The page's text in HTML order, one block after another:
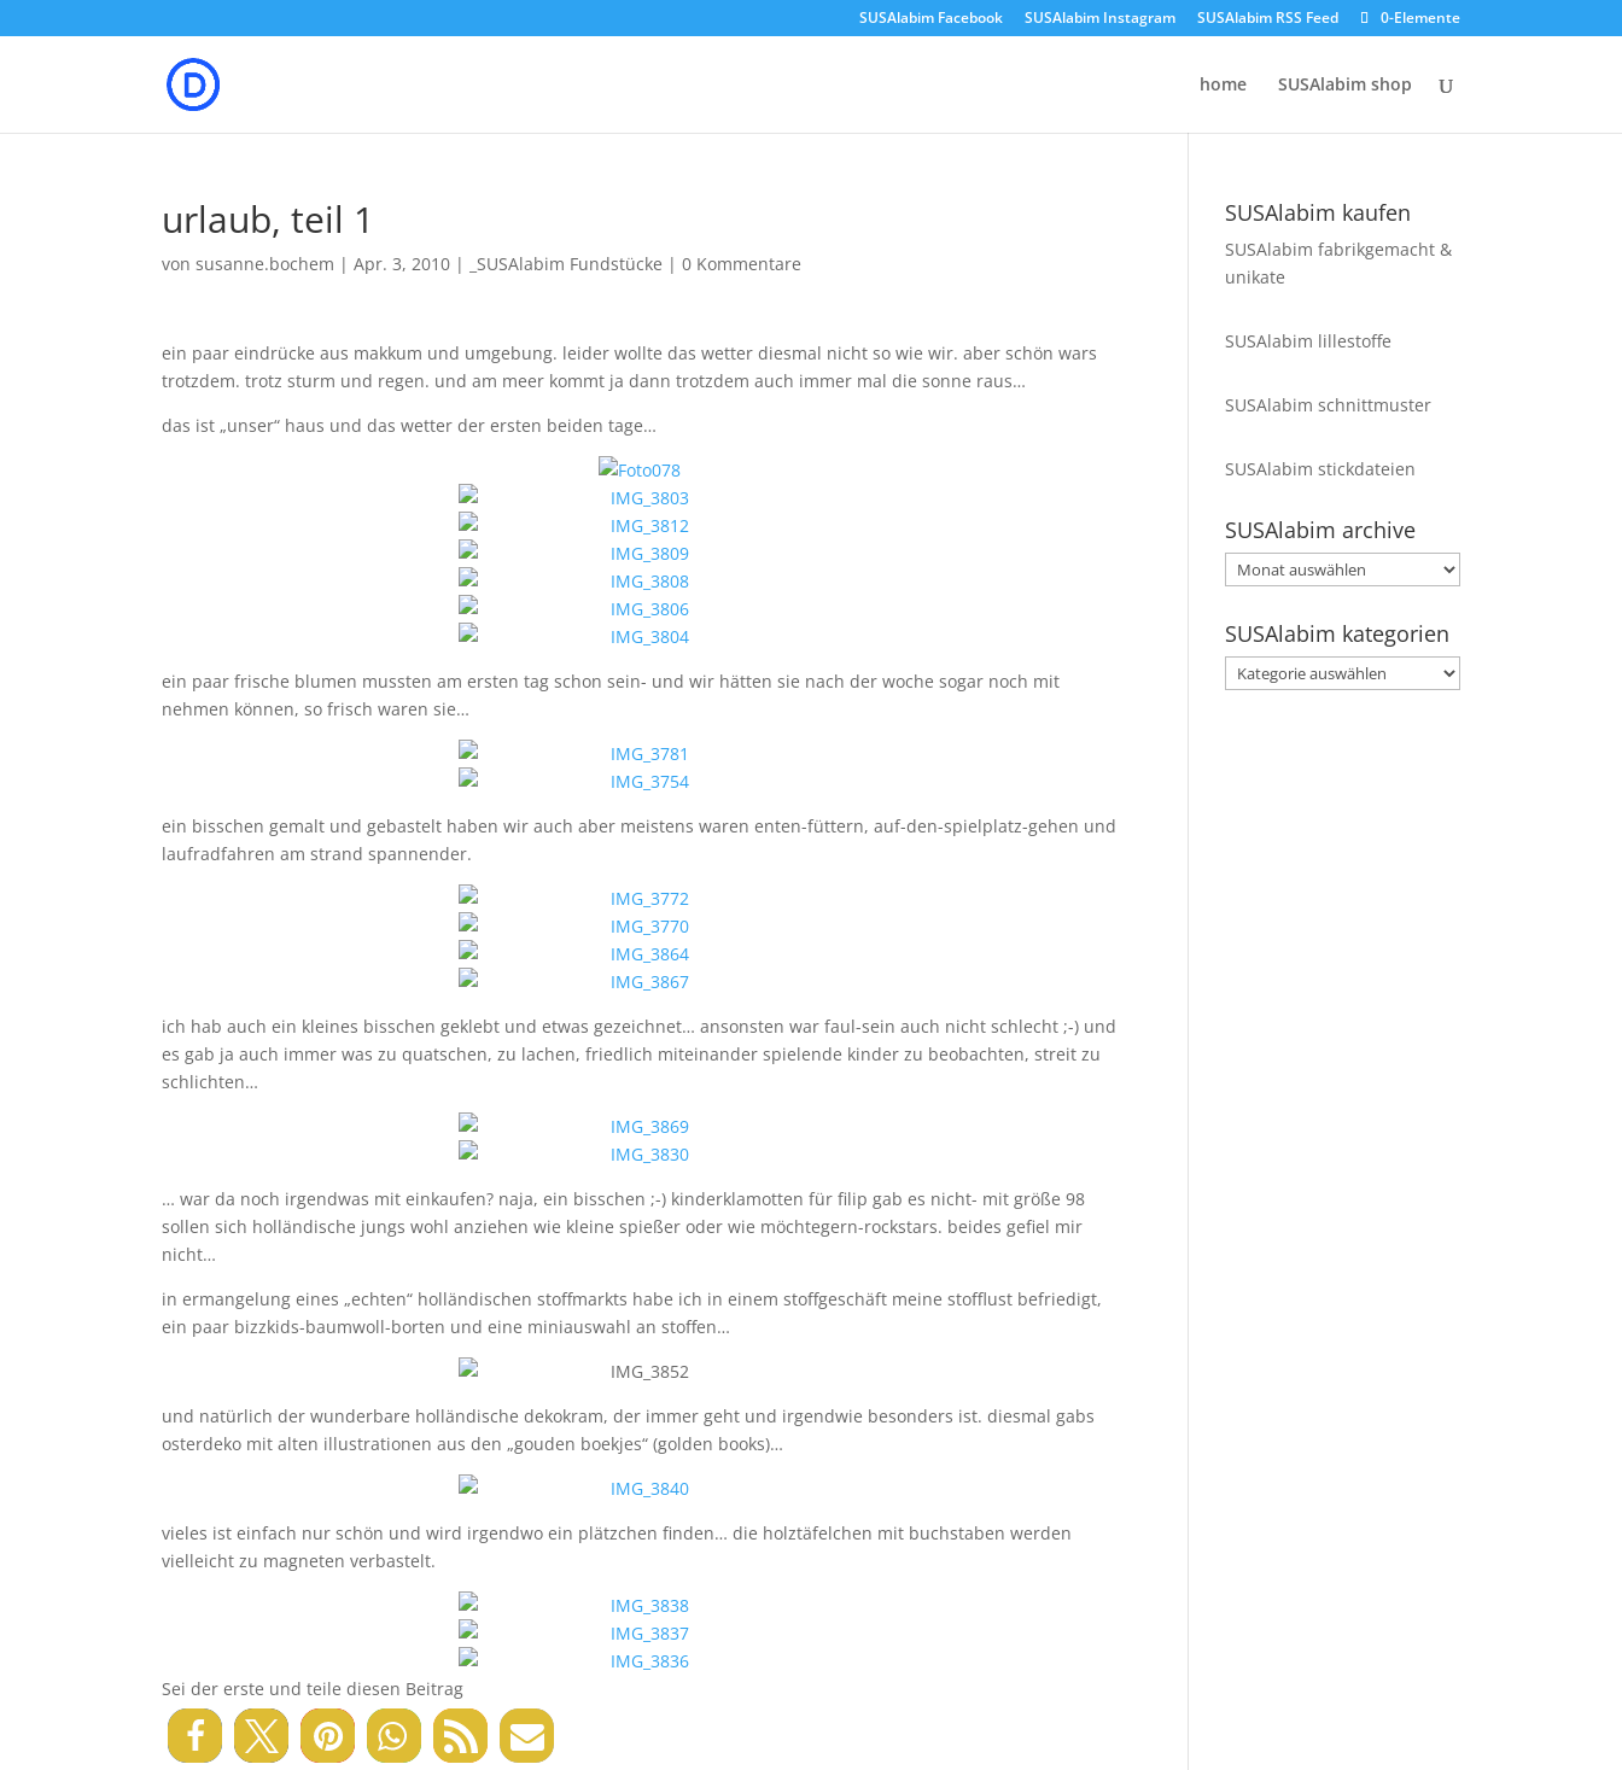
SUSAlabim Facebook SUSAlabim Instagram SUSAlabim RSS Feed 0-Elemente
home SUSAlabim shop
urlaub, teil 1
vonsusanne.bochem |Apr. 3, 2010 | _SUSAlabim Fundstücke |0 Kommentare
ein paar eindrücke aus makkum und umgebung. leider wollte das wetter diesmal nicht so wie wir. aber schön wars
trotzdem. trotz sturm und regen. und am meer kommt ja dann trotzdem auch immer mal die sonne raus…
das ist „unser“ haus und das wetter der ersten beiden tage…
ein paar frische blumen mussten am ersten tag schon sein- und wir hätten sie nach der woche sogar noch mit
nehmen können, so frisch waren sie…
ein bisschen gemalt und gebastelt haben wir auch aber meistens waren enten-füttern, auf-den-spielplatz-gehen und
laufradfahren am strand spannender.
ich hab auch ein kleines bisschen geklebt und etwas gezeichnet… ansonsten war faul-sein auch nicht schlecht ;-) und
es gab ja auch immer was zu quatschen, zu lachen, friedlich miteinander spielende kinder zu beobachten, streit zu
schlichten…
… war da noch irgendwas mit einkaufen? naja, ein bisschen ;-) kinderklamotten für filip gab es nicht- mit größe 98
sollen sich holländische jungs wohl anziehen wie kleine spießer oder wie möchtegern-rockstars. beides gefiel mir
nicht…
in ermangelung eines „echten“ holländischen stoffmarkts habe ich in einem stoffgeschäft meine stofflust befriedigt,
ein paar bizzkids-baumwoll-borten und eine miniauswahl an stoffen…
und natürlich der wunderbare holländische dekokram, der immer geht und irgendwie besonders ist. diesmal gabs
osterdeko mit alten illustrationen aus den „gouden boekjes“ (golden books)…
vieles ist einfach nur schön und wird irgendwo ein plätzchen finden… die holztäfelchen mit buchstaben werden
vielleicht zu magneten verbastelt.
Sei der erste und teile diesen Beitrag
SUSAlabim kaufen
SUSAlabim fabrikgemacht &
unikate
SUSAlabim lillestoffe
SUSAlabim schnittmuster
SUSAlabim stickdateien
SUSAlabim archive
SUSAlabim
archive
SUSAlabim kategorien
SUSAlabim
kategorien